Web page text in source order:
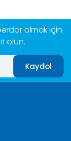
olmak için
olun.
Kaydol